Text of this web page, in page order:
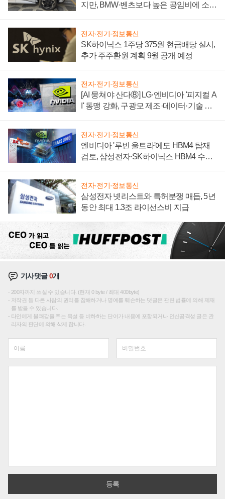
지만, BMW·벤츠보다 높은 공임비에 소비
전자·전기·정보통신
SK하이닉스 1주당 375원 현금배당 실시,
추가 주주환원 계획 9월 공개 예정
전자·전기·정보통신
[AI 뭉쳐야 산다⑧] LG·엔비디아 '피지컬 A
I' 동맹 강화, 구광모 제조·데이터·기술 결
전자·전기·정보통신
엔비디아 '루빈 울트라'에도 HBM4 탑재
검토, 삼성전자·SK하이닉스 HBM4 수율
전자·전기·정보통신
삼성전자 넷리스트와 특허분쟁 매듭, 5년
동안 최대 1.3조 라이선스비 지급
기사댓글0개
200자까지 쓰실 수 있습니다. (현재 0 byte / 최대 400byte)
저작권 등 다른 사람의 권리를 침해하거나 명예를 훼손하는 댓글은 관련 법률에 의해 제재
를 받을 수 있습니다.
타인에게 불쾌감을 주는 욕설 등 비하하는 단어가 내용에 포함되거나 인신공격성 글은 관
리자의 판단에 의해 삭제 합니다.